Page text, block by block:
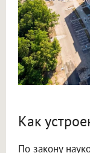
Как
По закону